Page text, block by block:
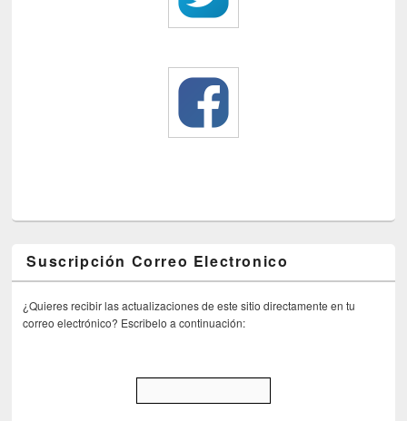
Suscripción Correo Electronico
¿Quieres recibir las actualizaciones de este sitio directamente en tu
correo electrónico? Escribelo a continuación: